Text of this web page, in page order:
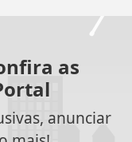
as
anunciar